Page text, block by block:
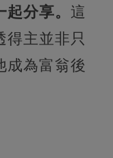
分享。 這
得主並非只
成為富翁後